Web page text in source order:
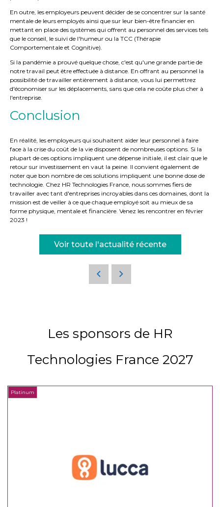
En outre, les employeurs peuvent décider de se concentrer sur la santé
mentale de leurs employés ainsi que sur leur bien-être financier en
mettant en place des systèmes qui offrent au personnel des services tels
que le conseil, le suivi de l'humeur ou la TCC (Thérapie
Comportementale et Cognitive).
Si la pandémie a prouvé quelque chose, c'est qu'une grande partie de
notre travail peut être effectuée à distance. En offrant au personnel la
possibilité de travailler entièrement à distance, vous lui permettrez
d'économiser sur les déplacements, sans que cela ne coûte plus cher à
l'entreprise.
Conclusion
En réalité, les employeurs qui souhaitent aider leur personnel à faire
face à la crise du coût de la vie disposent de nombreuses options. Si la
plupart de ces options impliquent une dépense initiale, il est clair que le
retour sur investissement en vaut la peine. Il convient également de
noter que bon nombre de ces solutions impliquent une bonne dose de
technologie. Chez HR Technologies France, nous sommes fiers de
travailler avec tant d'entreprises incroyables dans ces domaines, dont la
mission est de veiller à ce que chaque employé soit au mieux de sa
forme physique, mentale et financière. Venez les rencontrer en février
2023 !
Voir toute l'actualité récente
Les sponsors de HR
Technologies France 2027
Platinum